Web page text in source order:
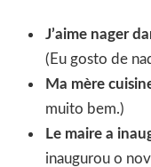
J’aime nager
(Eu gosto de
Ma mère
muito bem.)
Le maire a
inaugurou o